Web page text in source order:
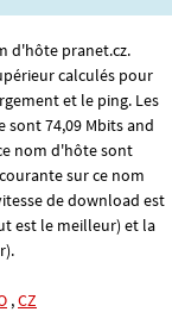
d'hôte pranet.cz.
calculés pour
et le ping. Les
sont 74,09 Mbits and
nom d'hôte sont
sur ce nom
de download est
est le meilleur) et la
,CZ